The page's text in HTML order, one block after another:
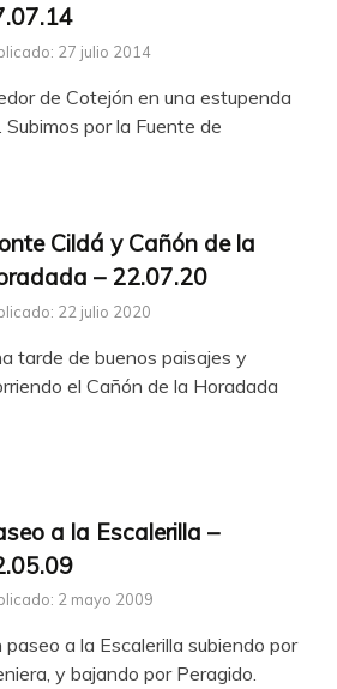
27 julio 2014
de Cotejón en una estupenda
por la Fuente de
Cildá y Cañón de la
– 22.07.20
22 julio 2020
tarde de buenos paisajes y
el Cañón de la Horadada
a la Escalerilla –
2 mayo 2009
paseo a la Escalerilla subiendo por
y bajando por Peragido.